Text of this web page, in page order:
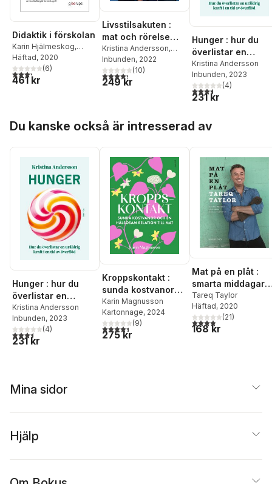
Didaktik i förskolan
Karin Hjälmeskog,
Kristina Andersson
Annica Gullberg
Lagrell
Häftad, 2020
3,3utav 5 stjärnor. Totalt antal röster:
(6)
461 kr
Livsstilsakuten :
mat och rörelse
som medicin
Kristina Andersson,
Viveca Gyberg,
Angress
Inbunden, 2022
4,3utav 5 stjärnor. Totalt antal röster:
(10)
249 kr
Hunger : hur du
överlistar en
uråldrig kraft i en
tid av överflöd
Kristina Andersson
Inbunden, 2023
3,5utav 5 stjärnor.
(4)
231 kr
Du kanske också är intresserad av
Hunger : hur du
överlistar en
uråldrig kraft i en
tid av överflöd
Kristina Andersson
Inbunden, 2023
3,5utav 5 stjärnor. Totalt antal röster:
(4)
231 kr
Kroppskontakt :
sunda kostvanor
och en hälsosam
relation till mat
Karin Magnusson
Kartonnage, 2024
4,4utav 5 stjärnor. Totalt antal röster:
(9)
275 kr
Mat på en plåt :
smarta middagar
och andra enkla
ugnsrätter
Tareq Taylor
Häftad, 2020
3,9utav 5 stjärnor.
(21)
168 kr
Mina sidor
Hjälp